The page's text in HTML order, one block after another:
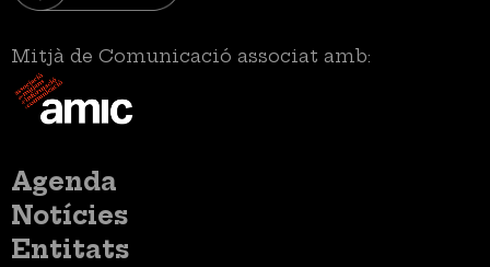
Mitjà de Comunicació associat amb:
Menú
principal
Agenda
Notícies
Entitats